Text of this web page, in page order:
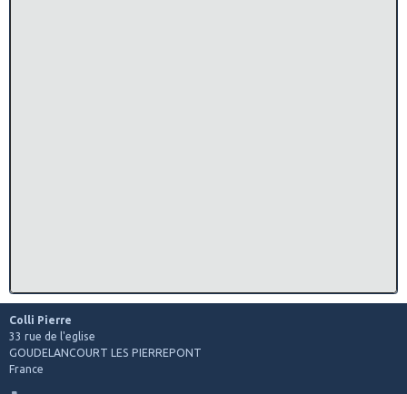
Colli Pierre
33 rue de l'eglise
GOUDELANCOURT LES PIERREPONT
France